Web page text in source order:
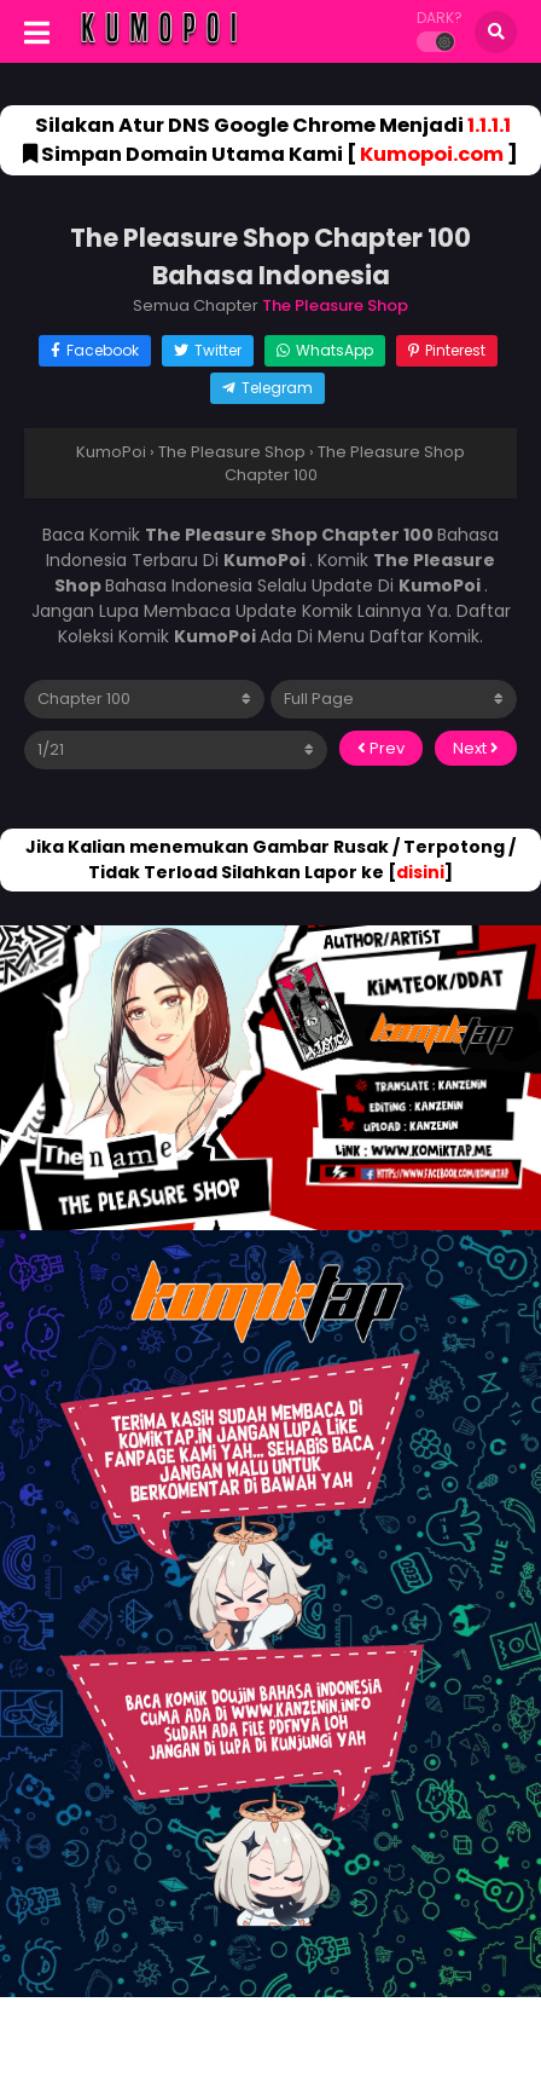
DARK?
Silakan Atur DNS Google Chrome Menjadi1.1.1.1
Simpan Domain Utama Kami [ Kumopoi.com]
The Pleasure Shop Chapter 100
Bahasa Indonesia
Semua Chapter The Pleasure Shop
Facebook Twitter WhatsApp
Pinterest
Telegram
KumoPoi › The Pleasure Shop › The Pleasure Shop
Chapter 100
Baca Komik The Pleasure Shop Chapter 100 Bahasa
Indonesia Terbaru Di KumoPoi . Komik The Pleasure
ShopBahasa Indonesia Selalu Update Di KumoPoi .
Jangan Lupa Membaca Update Komik Lainnya Ya. Daftar
Koleksi Komik KumoPoiAda Di Menu Daftar Komik.
Prev Next
Jika Kalian menemukan Gambar Rusak / Terpotong /
Tidak Terload Silahkan Lapor ke [disini]